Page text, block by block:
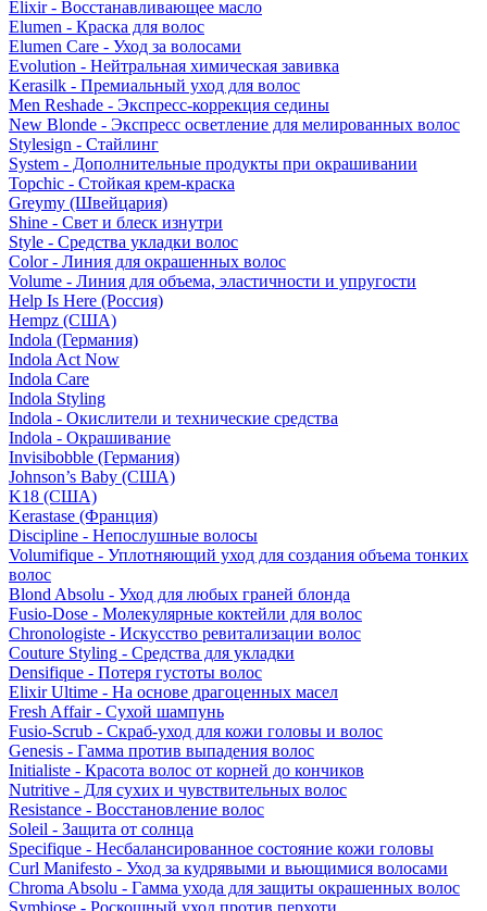
Elixir - Восстанавливающее масло
Elumen - Краска для волос
Elumen Care - Уход за волосами
Evolution - Нейтральная химическая завивка
Kerasilk - Премиальный уход для волос
Men Reshade - Экспресс-коррекция седины
New Blonde - Экспресс осветление для мелированных волос
Stylesign - Стайлинг
System - Дополнительные продукты при окрашивании
Topchic - Стойкая крем-краска
Greymy (Швейцария)
Shine - Свет и блеск изнутри
Style - Средства укладки волос
Color - Линия для окрашенных волос
Volume - Линия для объема, эластичности и упругости
Help Is Here (Россия)
Hempz (США)
Indola (Германия)
Indola Act Now
Indola Care
Indola Styling
Indola - Окислители и технические средства
Indola - Окрашивание
Invisibobble (Германия)
Johnson’s Baby (США)
K18 (США)
Kerastase (Франция)
Discipline - Непослушные волосы
Volumifique - Уплотняющий уход для создания объема тонких
волос
Blond Absolu - Уход для любых граней блонда
Fusio-Dose - Молекулярные коктейли для волос
Chronologiste - Искусство ревитализации волос
Couture Styling - Средства для укладки
Densifique - Потеря густоты волос
Elixir Ultime - На основе драгоценных масел
Fresh Affair - Сухой шампунь
Fusio-Scrub - Скраб-уход для кожи головы и волос
Genesis - Гамма против выпадения волос
Initialiste - Красота волос от корней до кончиков
Nutritive - Для сухих и чувствительных волос
Resistance - Восстановление волос
Soleil - Защита от солнца
Specifique - Несбалансированное состояние кожи головы
Curl Manifesto - Уход за кудрявыми и вьющимися волосами
Chroma Absolu - Гамма ухода для защиты окрашенных волос
Symbiose - Роскошный уход против перхоти